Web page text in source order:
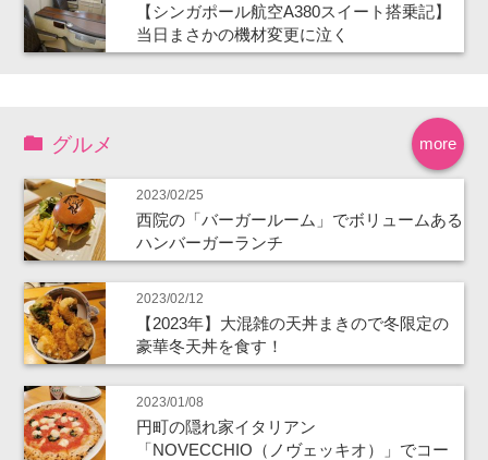
【シンガポール航空A380スイート搭乗記】
当日まさかの機材変更に泣く
more
グルメ
2023/02/25
西院の「バーガールーム」でボリュームある
ハンバーガーランチ
2023/02/12
【2023年】大混雑の天丼まきので冬限定の
豪華冬天丼を食す！
2023/01/08
円町の隠れ家イタリアン
「NOVECCHIO（ノヴェッキオ）」でコー